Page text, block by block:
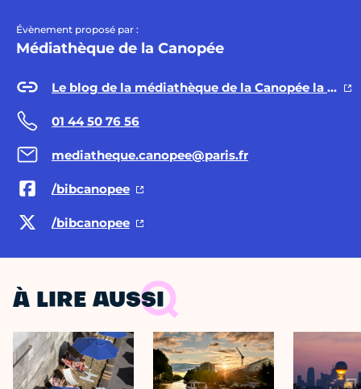
Évènement proposé par :
Médiathèque de la Canopée
Le blog de la médiathèque de la Canopée la fontaine
01 44 50 76 56
mediatheque.canopee@paris.fr
/bibcanopee
/bibcanopee
À LIRE AUSSI